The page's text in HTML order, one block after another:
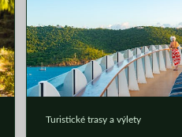
Turistické trasy a výlety